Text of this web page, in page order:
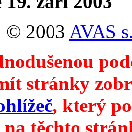
© 2003 AVAS
stránky
, který
těchto